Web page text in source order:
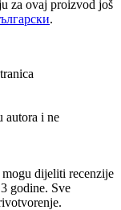
za ovaj proizvod još
.
autora i ne
dijeliti recenzije
godine. Sve